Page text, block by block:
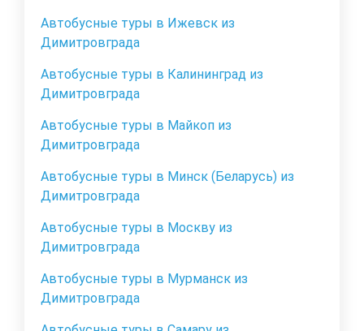
Автобусные туры в Ижевск из
Димитровграда
Автобусные туры в Калининград из
Димитровграда
Автобусные туры в Майкоп из
Димитровграда
Автобусные туры в Минск (Беларусь) из
Димитровграда
Автобусные туры в Москву из
Димитровграда
Автобусные туры в Мурманск из
Димитровграда